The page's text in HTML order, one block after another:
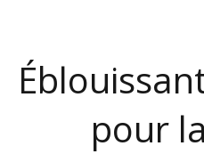
pour